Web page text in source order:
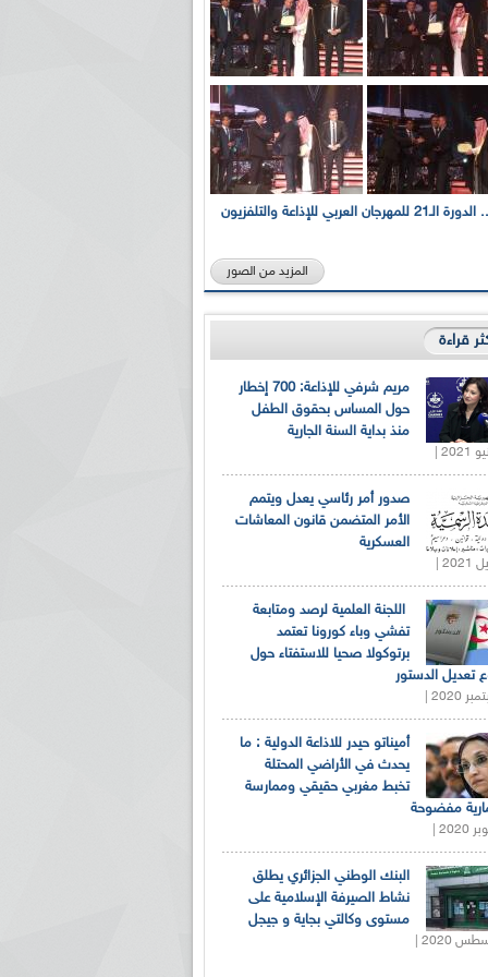
بالصور... الدورة الـ21 للمهرجان العربي للإذاعة والتلفزيون
المزيد من الصور
قراءة
مريم شرفي للإذاعة: 700 إخطار
حول المساس بحقوق الطفل
منذ بداية السنة الجارية
صدور أمر رئاسي يعدل ويتمم
الأمر المتضمن قانون المعاشات
العسكرية
اللجنة العلمية لرصد ومتابعة
تفشي وباء كورونا تعتمد
برتوكولا صحيا للاستفتاء حول
تعديل الدستور
أميناتو حيدر للاذاعة الدولية : ما
يحدث في الأراضي المحتلة
تخبط مغربي حقيقي وممارسة
مفضوحة
البنك الوطني الجزائري يطلق
نشاط الصيرفة الإسلامية على
مستوى وكالتي بجاية و جيجل